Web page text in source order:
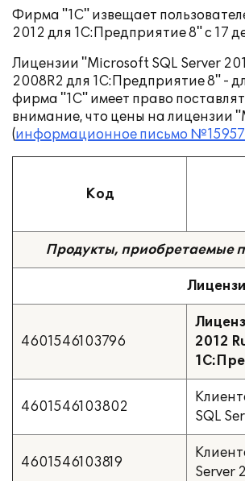
Фирма "1С" извещает
2012 для 1С:Предприятие 8" с 17
Лицензии "Microsoft SQL Server
2008R2 для 1С:Предприятие 8" -
фирма "1С" имеет право
внимание, что цены на лицензии
(информационное письмо №15957
Код
Продукты, приобретаемые
4601546103796
2012
4601546103802
SQL
4601546103819
Server